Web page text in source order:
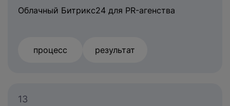
Облачный Битрикс24 для PR-агенства
процесс результат
13